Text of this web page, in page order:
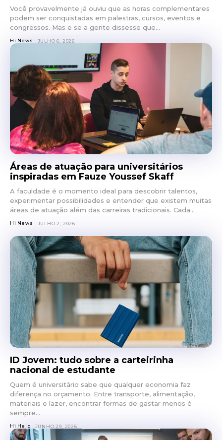
Você provavelmente já ouviu que as horas complementares
podem ser conquistadas em palestras, cursos, eventos e
congressos. Mas e se a gente dissesse que...
Hi News JULHO 6, 2026
Áreas de atuação para universitários
inspiradas em Fauze Youssef Skaff
A faculdade é o momento ideal para descobrir talentos,
experimentar possibilidades e entender que existem muitas
áreas de atuação além das carreiras tradicionais. Cada...
Hi News JULHO 2, 2026
ID Jovem: tudo sobre a carteirinha
nacional de estudante
Quem é universitário sabe que qualquer economia faz
diferença no orçamento. Entre transporte, alimentação,
materiais e lazer, encontrar formas de gastar menos é
sempre...
Hi Help JUNHO 29, 2026